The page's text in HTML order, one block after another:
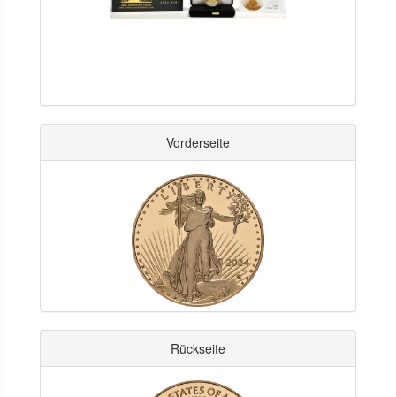
Vorderseite
Rückseite